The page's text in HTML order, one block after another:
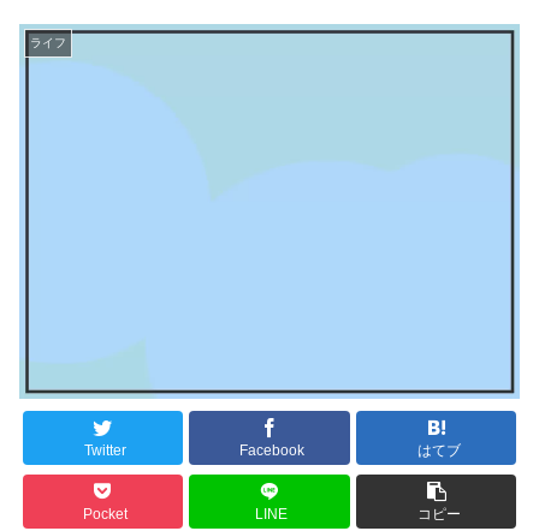
ライフ
Twitter Facebook はてブ
Pocket LINE コピー